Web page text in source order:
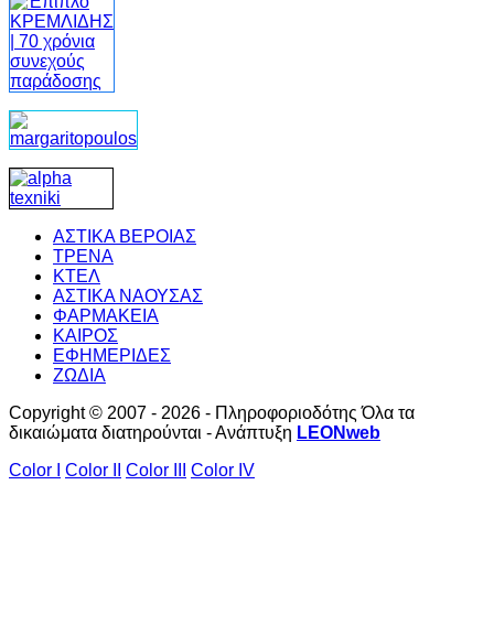
ΑΣΤΙΚΑ ΒΕΡΟΙΑΣ
ΤΡΕΝΑ
ΚΤΕΛ
ΑΣΤΙΚΑ ΝΑΟΥΣΑΣ
ΦΑΡΜΑΚΕΙΑ
ΚΑΙΡΟΣ
ΕΦΗΜΕΡΙΔΕΣ
ΖΩΔΙΑ
Copyright © 2007 - 2026 - Πληροφοριοδότης Όλα τα
δικαιώματα διατηρούνται - Ανάπτυξη LEONweb
Color I
Color II Color III Color IV